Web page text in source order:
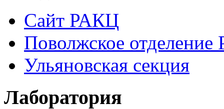
Сайт РАКЦ
Поволжское
Ульяновская секция
Лаборатория